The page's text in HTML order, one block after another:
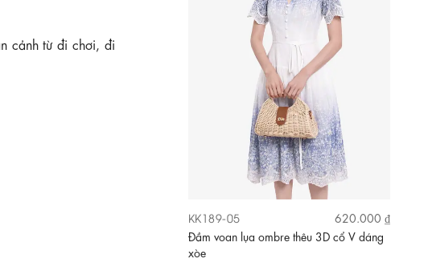
cảnh từ đi chơi, đi
KK189-05
620.000 ₫
Đầm voan lụa ombre thêu 3D cổ V dáng
xòe